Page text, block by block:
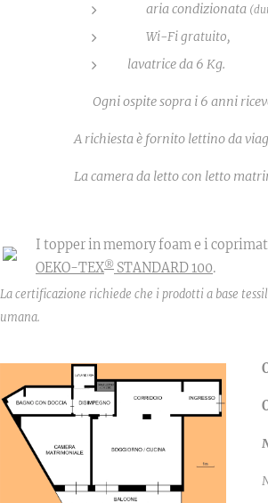
aria condizionata
Wi-Fi gratuito,
lavatrice da 6 Kg.
Ogni ospite sopra i 6 anni
A richiesta è fornito lettino da
La camera da letto con letto
I topper in memory foam e i
OEKO-TEX® STANDARD 100.
La certificazione richiede che i prodotti a base
umana.